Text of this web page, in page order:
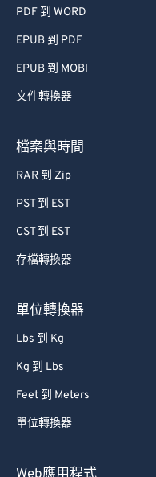
PDF 到 WORD
EPUB 到 PDF
EPUB 到 MOBI
文件轉換器
檔案與時間
RAR 到 Zip
PST 到 EST
CST 到 EST
存檔轉換器
單位轉換器
Lbs 到 Kg
Kg 到 Lbs
Feet 到 Meters
單位轉換器